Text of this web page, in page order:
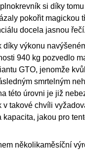
si díky
pokořit magickou
docela jasnou
výkonu
940 kg pozvedlo
GTO, jenomže
smrtelným
této úrovni je již
takové chvíli
jakou pro
několikaměsíční